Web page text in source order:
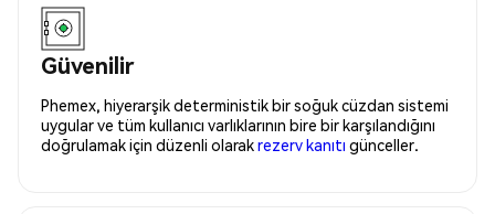
Güvenilir
Phemex, hiyerarşik deterministik bir soğuk cüzdan sistemi
uygular ve tüm kullanıcı varlıklarının bire bir karşılandığını
doğrulamak için düzenli olarakrezerv kanıtı günceller.